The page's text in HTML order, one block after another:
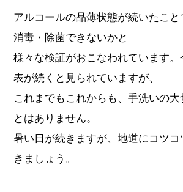
アルコールの品薄状態が続いたこ
消毒・除菌できないかと
様々な検証がおこなわれています
表が続くと見られていますが、
これまでもこれからも、手洗いの大
とはありません。
暑い日が続きますが、地道にコツ
きましょう。